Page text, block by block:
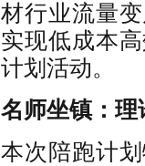
材行业流量
实现低成本
计划活动。
名师坐镇：理
本次陪跑计